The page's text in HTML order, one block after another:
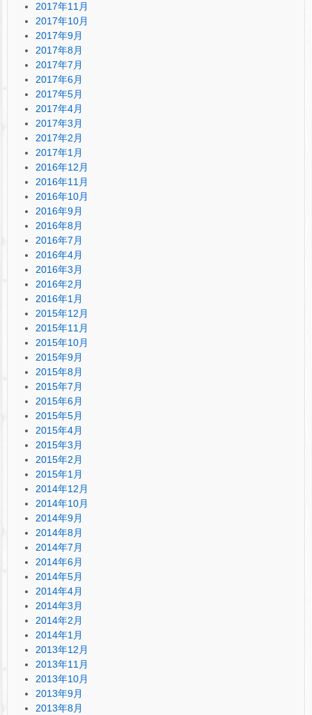
2017年11月
2017年10月
2017年9月
2017年8月
2017年7月
2017年6月
2017年5月
2017年4月
2017年3月
2017年2月
2017年1月
2016年12月
2016年11月
2016年10月
2016年9月
2016年8月
2016年7月
2016年4月
2016年3月
2016年2月
2016年1月
2015年12月
2015年11月
2015年10月
2015年9月
2015年8月
2015年7月
2015年6月
2015年5月
2015年4月
2015年3月
2015年2月
2015年1月
2014年12月
2014年10月
2014年9月
2014年8月
2014年7月
2014年6月
2014年5月
2014年4月
2014年3月
2014年2月
2014年1月
2013年12月
2013年11月
2013年10月
2013年9月
2013年8月